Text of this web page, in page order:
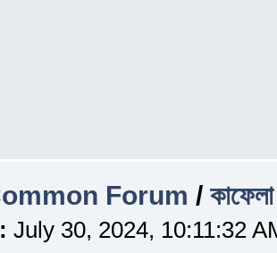
Forum /
July 30, 2024, 10:11:32